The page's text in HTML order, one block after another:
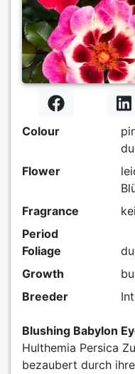
Colour
Flower
Fragrance
Period
Foliage
Growth
Breeder
Blushing Babylon
Hulthemia Persica
bezaubert durch